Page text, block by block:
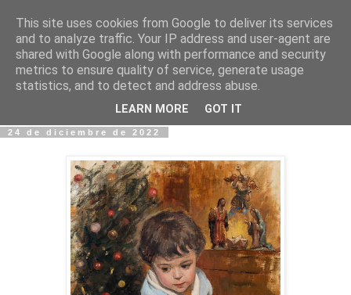
Fotos y Cosas
Miguel Sáenz de Santa María Elizalde
"Un blog es como un diario, pero sin candado".
24 de diciembre de 2022
This site uses cookies from Google to deliver its services
and to analyze traffic. Your IP address and user-agent are
shared with Google along with performance and security
metrics to ensure quality of service, generate usage
statistics, and to detect and address abuse.
LEARN MORE GOT IT